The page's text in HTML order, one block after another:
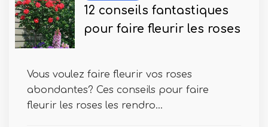
12 conseils fantastiques
pour faire fleurir les roses
Vous voulez faire fleurir vos roses
abondantes? Ces conseils pour faire
fleurir les roses les rendro...